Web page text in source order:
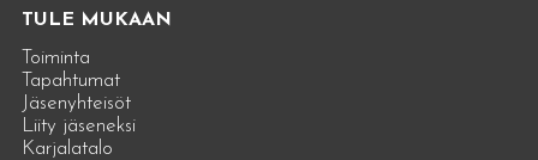
TULE MUKAAN
Toiminta
Tapahtumat
Jäsenyhteisöt
Liity jäseneksi
Karjalatalo